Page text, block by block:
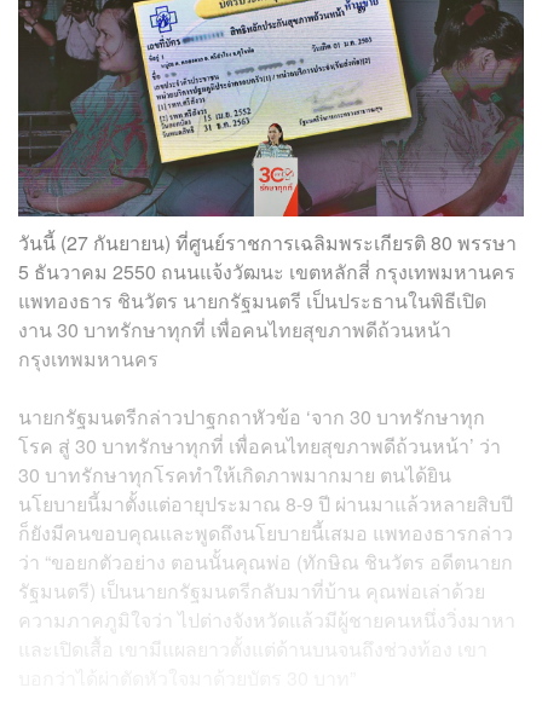
วันนี้ (27 กันยายน) ที่ศูนย์ราชการเฉลิมพระเกียรติ 80 พรรษา
5 ธันวาคม 2550 ถนนแจ้งวัฒนะ เขตหลักสี่ กรุงเทพมหานคร
แพทองธาร ชินวัตร นายกรัฐมนตรี เป็นประธานในพิธีเปิด
งาน 30 บาทรักษาทุกที่ เพื่อคนไทยสุขภาพดีถ้วนหน้า
กรุงเทพมหานคร
นายกรัฐมนตรีกล่าวปาฐกถาหัวข้อ ‘จาก 30 บาทรักษาทุก
โรค สู่ 30 บาทรักษาทุกที่ เพื่อคนไทยสุขภาพดีถ้วนหน้า’ ว่า
30 บาทรักษาทุกโรคทำให้เกิดภาพมากมาย ตนได้ยิน
นโยบายนี้มาตั้งแต่อายุประมาณ 8-9 ปี ผ่านมาแล้วหลายสิบปี
ก็ยังมีคนขอบคุณและพูดถึงนโยบายนี้เสมอ แพทองธารกล่าว
ว่า “ขอยกตัวอย่าง ตอนนั้นคุณพ่อ (ทักษิณ ชินวัตร อดีตนายก
รัฐมนตรี) เป็นนายกรัฐมนตรีกลับมาที่บ้าน คุณพ่อเล่าด้วย
ความภาคภูมิใจว่า ไปต่างจังหวัดแล้วมีผู้ชายคนหนึ่งวิ่งมาหา
และเปิดเสื้อ เขามีแผลยาวตั้งแต่ด้านบนจนถึงช่วงท้อง เขา